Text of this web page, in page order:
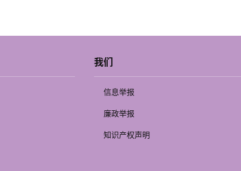
我们
信息举报
廉政举报
知识产权声明